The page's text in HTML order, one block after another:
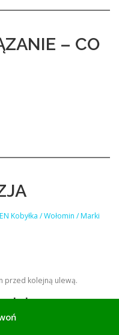
– CO
Kobyłka / Wołomin / Marki
przed kolejną ulewą.
Rynien –